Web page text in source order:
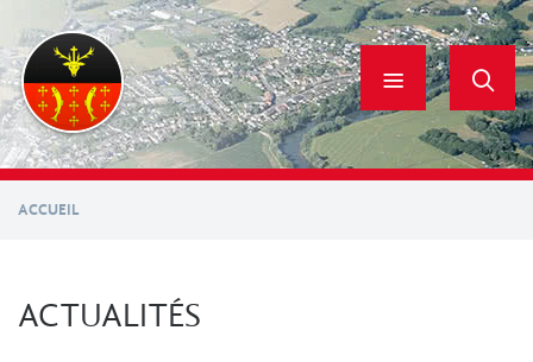
contenu
principal
ACCUEIL
ACTUALITÉS